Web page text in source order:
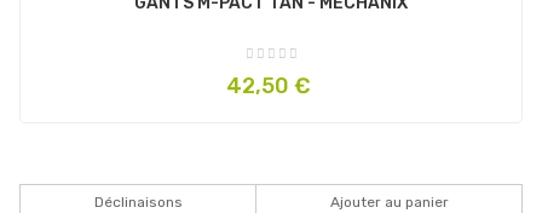
Prix
42,50 €
Déclinaisons Ajouter au panier